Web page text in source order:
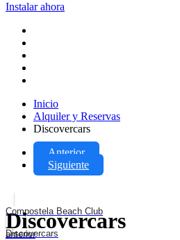
Instalar ahora
Inicio
Alquiler y Reservas
Discovercars
Anterior
Siguiente
Compostela Beach Club
anterior
Discovercars
Discovercars